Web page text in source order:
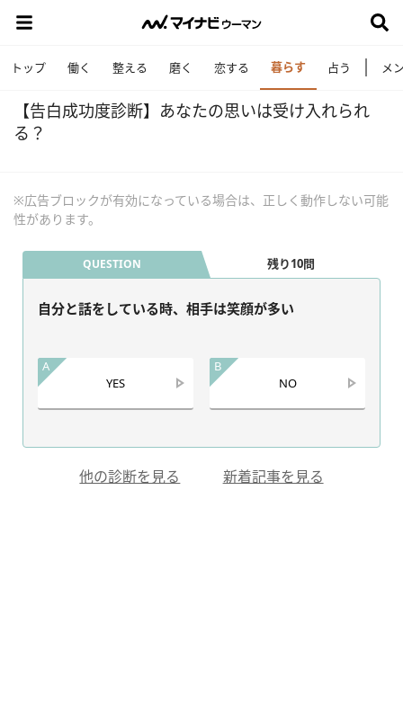
トップ 働く 整える 磨く 恋する 暮らす 占う メ
【告白成功度診断】あなたの思いは受け入れられ
る？
※広告ブロックが有効になっている場合は、正しく動作しない可能
性があります。
QUESTION 残り10問
自分と話をしている時、相手は笑顔が多い
A
YES
B
NO
他の診断を見る 新着記事を見る